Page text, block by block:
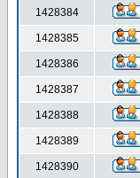
1428384
1428385
1428386
1428387
1428388
1428389
1428390